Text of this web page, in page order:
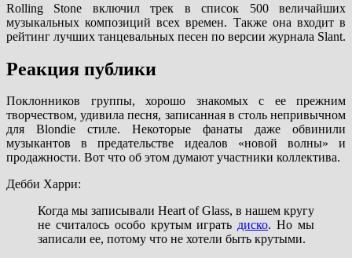
Rolling Stone включил трек в список 500 величайших
музыкальных композиций всех времен. Также она входит в
рейтинг лучших танцевальных песен по версии журнала Slant.
Реакция публики
Поклонников группы, хорошо знакомых с ее прежним
творчеством, удивила песня, записанная в столь непривычном
для Blondie стиле. Некоторые фанаты даже обвинили
музыкантов в предательстве идеалов «новой волны» и
продажности. Вот что об этом думают участники коллектива.
Дебби Харри:
Когда мы записывали Heart of Glass, в нашем кругу
не считалось особо крутым играть диско. Но мы
записали ее, потому что не хотели быть крутыми.